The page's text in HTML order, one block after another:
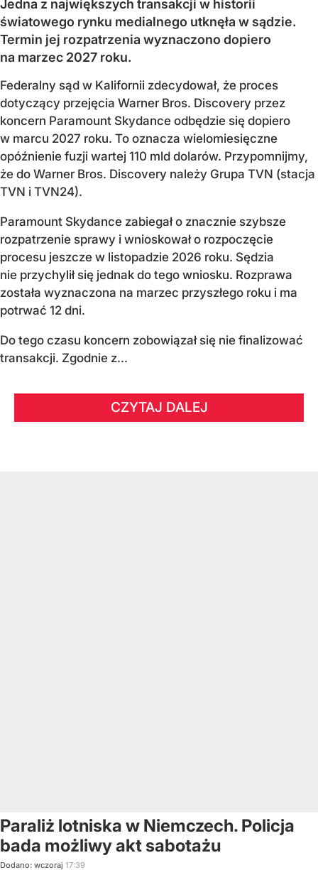
Jedna z największych transakcji w historii
światowego rynku medialnego utknęła w sądzie.
Termin jej rozpatrzenia wyznaczono dopiero
na marzec 2027 roku.
Federalny sąd w Kalifornii zdecydował, że proces
dotyczący przejęcia Warner Bros. Discovery przez
koncern Paramount Skydance odbędzie się dopiero
w marcu 2027 roku. To oznacza wielomiesięczne
opóźnienie fuzji wartej 110 mld dolarów. Przypomnijmy,
że do Warner Bros. Discovery należy Grupa TVN (stacja
TVN i TVN24).
Paramount Skydance zabiegał o znacznie szybsze
rozpatrzenie sprawy i wnioskował o rozpoczęcie
procesu jeszcze w listopadzie 2026 roku. Sędzia
nie przychylił się jednak do tego wniosku. Rozprawa
została wyznaczona na marzec przyszłego roku i ma
potrwać 12 dni.
Do tego czasu koncern zobowiązał się nie finalizować
transakcji. Zgodnie z...
CZYTAJ DALEJ
Paraliż lotniska w Niemczech. Policja
bada możliwy akt sabotażu
Dodano: wczoraj 17:39